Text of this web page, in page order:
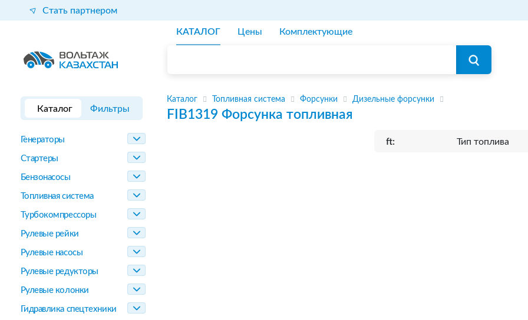
Стать партнером
КАТАЛОГ Цены Комплектующие
Каталог Фильтры
Генераторы
Стартеры
Бензонасосы
Топливная система
Турбокомпрессоры
Рулевые рейки
Рулевые насосы
Рулевые редукторы
Рулевые колонки
Гидравлика спецтехники
Каталог Топливная система Форсунки Дизельные форсунки
FIB1319 Форсунка топливная
ft: Тип топлива